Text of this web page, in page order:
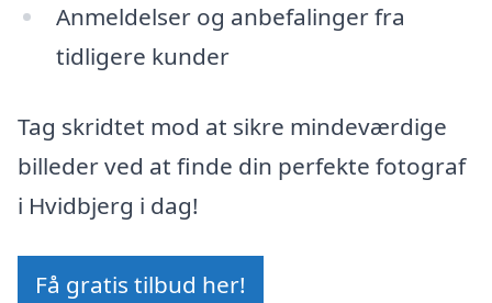
Anmeldelser og anbefalinger fra
tidligere kunder
Tag skridtet mod at sikre mindeværdige
billeder ved at finde din perfekte fotograf
i Hvidbjerg i dag!
Få gratis tilbud her!